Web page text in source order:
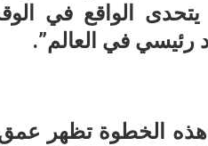
يتحدى الواقع في
رئيسي في العالم”.
الخطوة تظهر عمق